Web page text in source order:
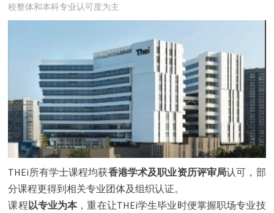
校整体和本科专业认可度为主
THEi所有学士课程均获香港学术及职业资历评审局认可，部
分课程更得到相关专业团体及组织认证。
课程以专业为本，重在让THEi学生毕业时便掌握职场专业技